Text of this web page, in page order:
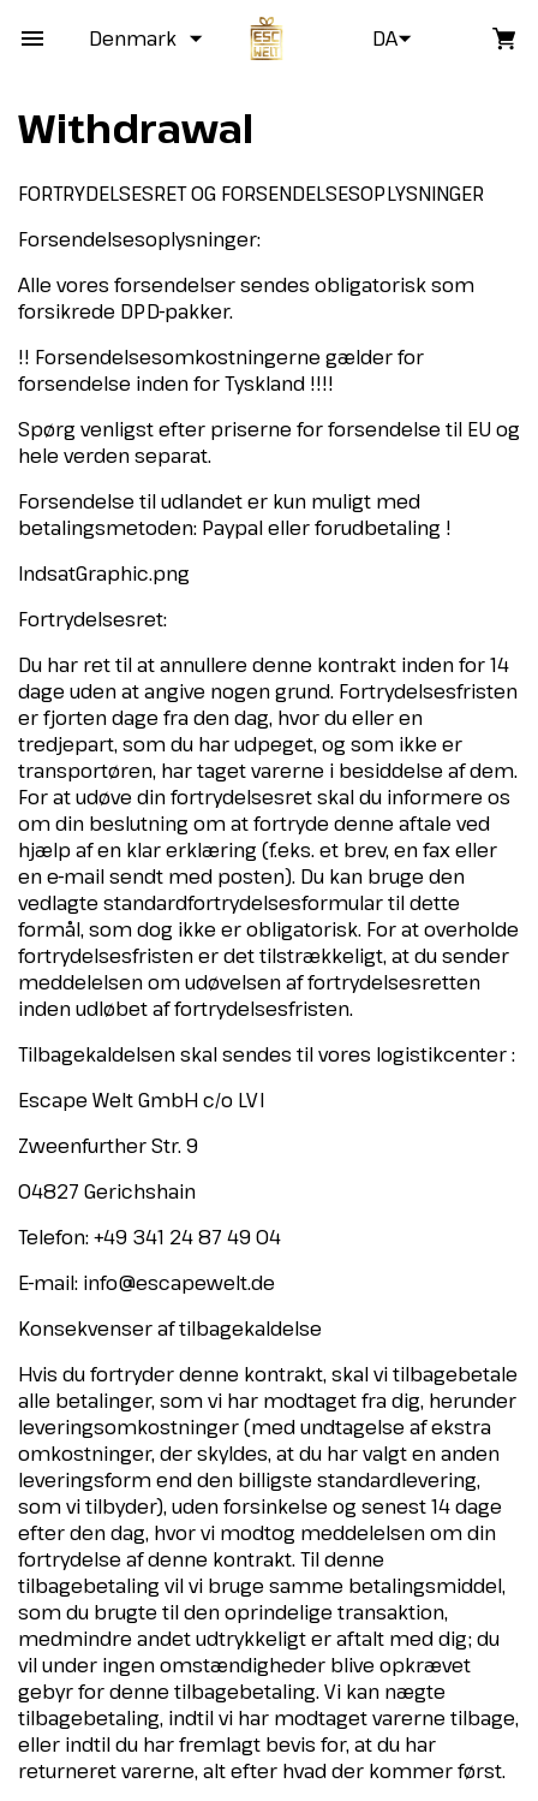
Denmark DA
Withdrawal
FORTRYDELSESRET OG FORSENDELSESOPLYSNINGER
Forsendelsesoplysninger:
Alle vores forsendelser sendes obligatorisk som
forsikrede DPD-pakker.
!! Forsendelsesomkostningerne gælder for
forsendelse inden for Tyskland !!!!
Spørg venligst efter priserne for forsendelse til EU og
hele verden separat.
Forsendelse til udlandet er kun muligt med
betalingsmetoden: Paypal eller forudbetaling !
IndsatGraphic.png
Fortrydelsesret:
Du har ret til at annullere denne kontrakt inden for 14
dage uden at angive nogen grund. Fortrydelsesfristen
er fjorten dage fra den dag, hvor du eller en
tredjepart, som du har udpeget, og som ikke er
transportøren, har taget varerne i besiddelse af dem.
For at udøve din fortrydelsesret skal du informere os
om din beslutning om at fortryde denne aftale ved
hjælp af en klar erklæring (f.eks. et brev, en fax eller
en e-mail sendt med posten). Du kan bruge den
vedlagte standardfortrydelsesformular til dette
formål, som dog ikke er obligatorisk. For at overholde
fortrydelsesfristen er det tilstrækkeligt, at du sender
meddelelsen om udøvelsen af fortrydelsesretten
inden udløbet af fortrydelsesfristen.
Tilbagekaldelsen skal sendes til vores logistikcenter :
Escape Welt GmbH c/o LVI
Zweenfurther Str. 9
04827 Gerichshain
Telefon: +49 341 24 87 49 04
E-mail: info@escapewelt.de
Konsekvenser af tilbagekaldelse
Hvis du fortryder denne kontrakt, skal vi tilbagebetale
alle betalinger, som vi har modtaget fra dig, herunder
leveringsomkostninger (med undtagelse af ekstra
omkostninger, der skyldes, at du har valgt en anden
leveringsform end den billigste standardlevering,
som vi tilbyder), uden forsinkelse og senest 14 dage
efter den dag, hvor vi modtog meddelelsen om din
fortrydelse af denne kontrakt. Til denne
tilbagebetaling vil vi bruge samme betalingsmiddel,
som du brugte til den oprindelige transaktion,
medmindre andet udtrykkeligt er aftalt med dig; du
vil under ingen omstændigheder blive opkrævet
gebyr for denne tilbagebetaling. Vi kan nægte
tilbagebetaling, indtil vi har modtaget varerne tilbage,
eller indtil du har fremlagt bevis for, at du har
returneret varerne, alt efter hvad der kommer først.